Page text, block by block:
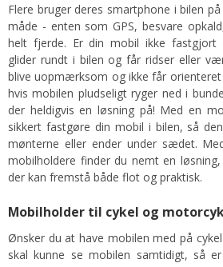
Flere bruger deres smartphone i bilen
måde - enten som GPS, besvare
helt fjerde. Er din mobil ikke fastgjort
glider rundt i bilen og får ridser eller
blive uopmærksom og ikke får
hvis mobilen pludseligt ryger ned i
der heldigvis en løsning på! Med en
sikkert fastgøre din mobil i bilen, så
mønterne eller ender under sædet.
mobilholdere finder du nemt en
der kan fremstå både flot og praktisk.
Mobilholder til cykel og
Ønsker du at have mobilen med på
skal kunne se mobilen samtidigt, så